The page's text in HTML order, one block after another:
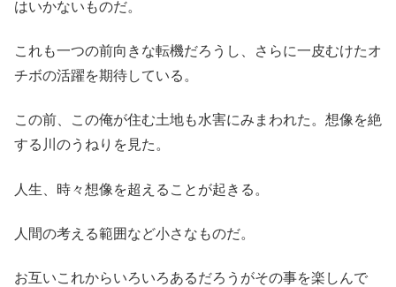
はいかないものだ。
これも一つの前向きな転機だろうし、さらに一皮むけたオ
チボの活躍を期待している。
この前、この俺が住む土地も水害にみまわれた。想像を絶
する川のうねりを見た。
人生、時々想像を超えることが起きる。
人間の考える範囲など小さなものだ。
お互いこれからいろいろあるだろうがその事を楽しんで